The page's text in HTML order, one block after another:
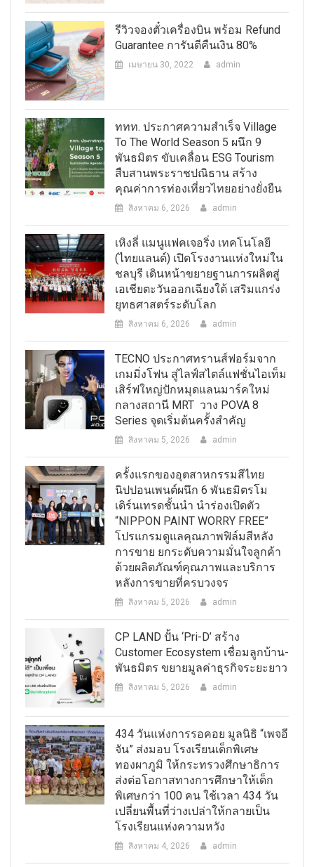
รีวิวจองตั๋วเครื่องบิน พร้อม Refund
Guarantee การันตีคืนเงิน 80%
เมษายน 30, 2022 admin
ททท. ประกาศความสำเร็จ Village
To The World Season 5 ผนึก 9
พันธมิตร ขับเคลื่อน ESG Tourism
สืบสานพระราชปณิธาน สร้าง
คุณค่าการท่องเที่ยวไทยอย่างยั่งยืน
สิงหาคม 6, 2026 admin
เหิงลี่ แมนูแฟคเจอริ่ง เทคโนโลยี
(ไทยแลนด์) เปิดโรงงานแห่งใหม่ใน
ชลบุรี เดินหน้าขยายฐานการผลิตสู่
เอเชียตะวันออกเฉียงใต้ เสริมแกร่ง
ยุทธศาสตร์ระดับโลก
สิงหาคม 6, 2026 admin
TECNO ประกาศทรานส์ฟอร์มจาก
เกมมิ่งโฟน สู่ไลฟ์สไตล์แฟชั่นไอเท็ม
เสิร์ฟใหญ่ปักหมุดแลนมาร์คใหม่
กลางสถานี MRT วาง POVA 8
Series จุดเริ่มต้นครั้งสำคัญ
สิงหาคม 5, 2026 admin
ครั้งแรกของอุตสาหกรรมสีไทย
นิปปอนเพนต์ผนึก 6 พันธมิตรโม
เดิร์นเทรดชั้นนำ นำร่องเปิดตัว
“NIPPON PAINT WORRY FREE”
โปรแกรมดูแลคุณภาพฟิล์มสีหลัง
การขาย ยกระดับความมั่นใจลูกค้า
ด้วยผลิตภัณฑ์คุณภาพและบริการ
หลังการขายที่ครบวงจร
สิงหาคม 5, 2026 admin
CP LAND ปั้น ‘Pri-D’ สร้าง
Customer Ecosystem เชื่อมลูกบ้าน-
พันธมิตร ขยายมูลค่าธุรกิจระยะยาว
สิงหาคม 5, 2026 admin
434 วันแห่งการรอคอย มูลนิธิ “เพจอี
จัน” ส่งมอบ โรงเรียนเด็กพิเศษ
ทองผาภูมิ ให้กระทรวงศึกษาธิการ
ส่งต่อโอกาสทางการศึกษาให้เด็ก
พิเศษกว่า 100 คน ใช้เวลา 434 วัน
เปลี่ยนพื้นที่ว่างเปล่าให้กลายเป็น
โรงเรียนแห่งความหวัง
สิงหาคม 4, 2026 admin